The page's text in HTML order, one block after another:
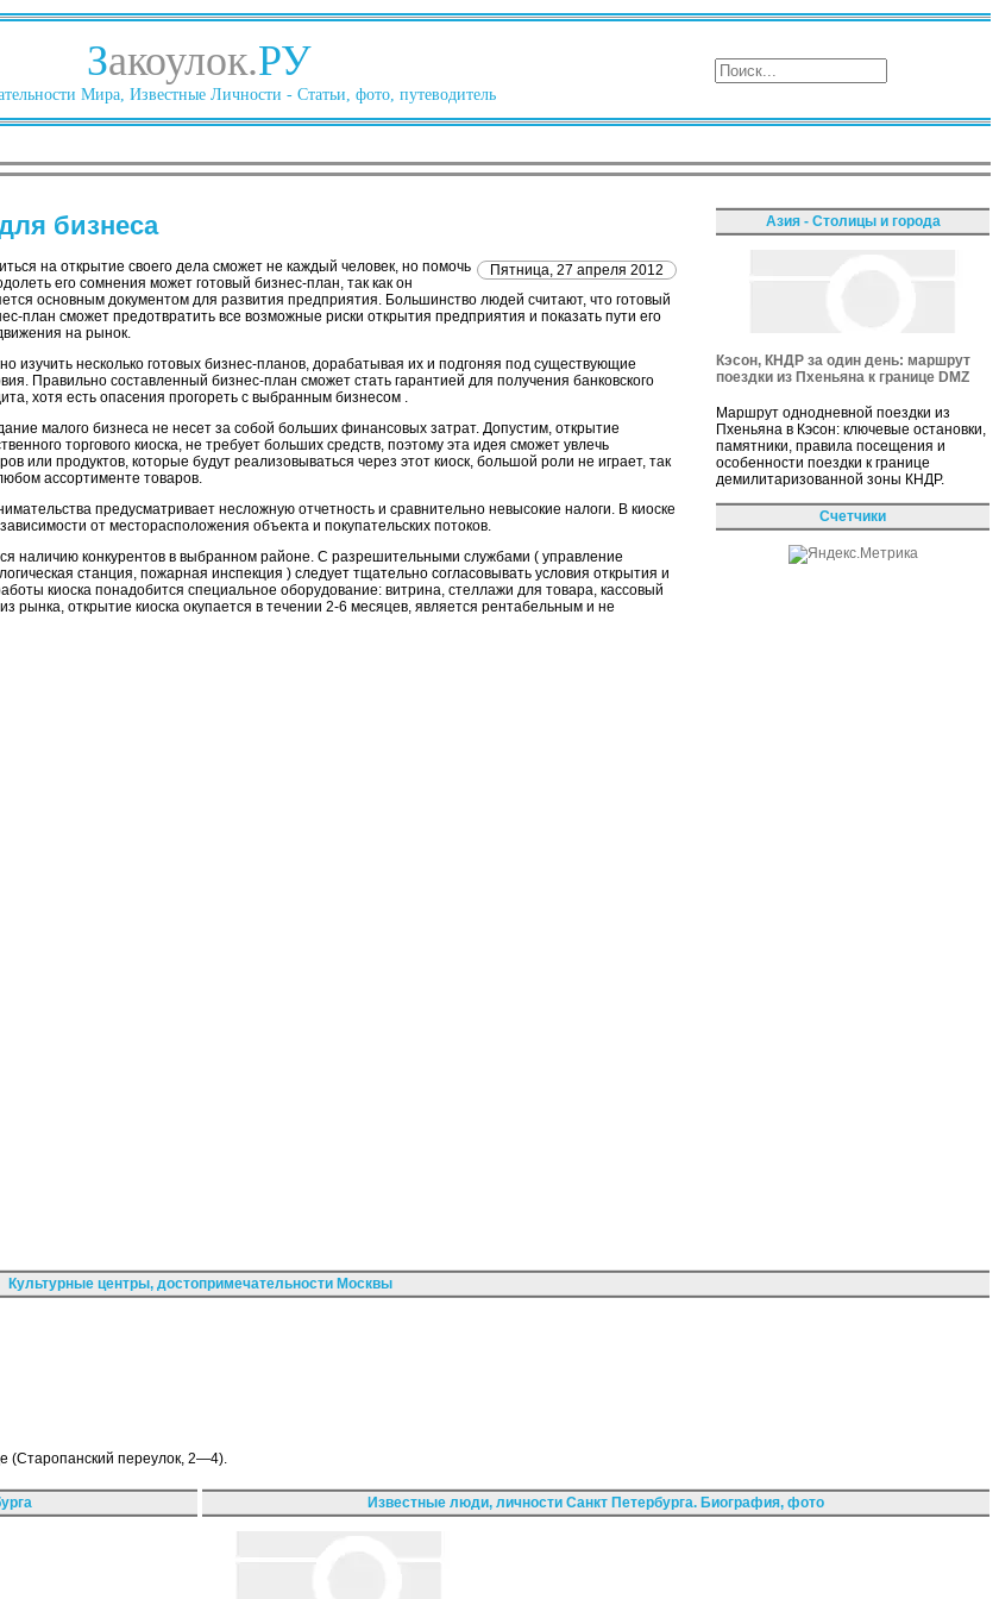
Закоулок.РУ
Мира, Известные Личности - Статьи, фото, путеводитель
бизнеса
Пятница, 27 апреля 2012
на открытие своего дела сможет не каждый человек, но помочь
его сомнения может готовый бизнес-план, так как он
основным документом для развития предприятия. Большинство людей считают, что готовый
план сможет предотвратить все возможные риски открытия предприятия и показать пути его
на рынок.
изучить несколько готовых бизнес-планов, дорабатывая их и подгоняя под существующие
Правильно составленный бизнес-план сможет стать гарантией для получения банковского
хотя есть опасения прогореть с выбранным бизнесом .
малого бизнеса не несет за собой больших финансовых затрат. Допустим, открытие
торгового киоска, не требует больших средств, поэтому эта идея сможет увлечь
или продуктов, которые будут реализовываться через этот киоск, большой роли не играет, так
ассортименте товаров.
предусматривает несложную отчетность и сравнительно невысокие налоги. В киоске
от месторасположения объекта и покупательских потоков.
наличию конкурентов в выбранном районе. С разрешительными службами ( управление
станция, пожарная инспекция ) следует тщательно согласовывать условия открытия и
киоска понадобится специальное оборудование: витрина, стеллажи для товара, кассовый
рынка, открытие киоска окупается в течении 2-6 месяцев, является рентабельным и не
Азия - Столицы и города
Кэсон, КНДР за один день: маршрут
поездки из Пхеньяна к границе DMZ
Маршрут однодневной поездки из
Пхеньяна в Кэсон: ключевые остановки,
памятники, правила посещения и
особенности поездки к границе
демилитаризованной зоны КНДР.
Счетчики
Культурные центры, достопримечательности Москвы
(Старопанский переулок, 2—4).
Известные люди, личности Санкт Петербурга. Биография, фото